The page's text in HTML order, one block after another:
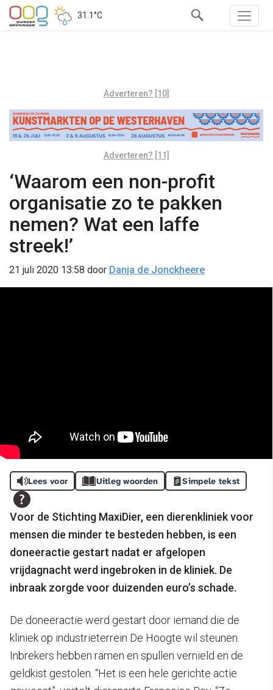
31.1°C
Adverteren? [10]
Adverteren? [11]
‘Waarom een non-profit
organisatie zo te pakken
nemen? Wat een laffe
streek!’
21 juli 2020 13:58 door Danja de Jonckheere
Lees voor Uitleg woorden Simpele tekst
Voor de Stichting MaxiDier, een dierenkliniek voor
mensen die minder te besteden hebben, is een
doneeractie gestart nadat er afgelopen
vrijdagnacht werd ingebroken in de kliniek. De
inbraak zorgde voor duizenden euro’s schade.
De doneeractie werd gestart door iemand die de
kliniek op industrieterrein De Hoogte wil steunen.
Inbrekers hebben ramen en spullen vernield en de
geldkist gestolen. “Het is een hele gerichte actie